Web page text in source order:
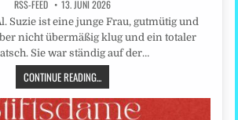
RSS-FEED 13. JUNI 2026
Suzie ist eine junge Frau, gutmütig und
nicht übermäßig klug und ein totaler
Sie war ständig auf der…
CONTINUE READING...